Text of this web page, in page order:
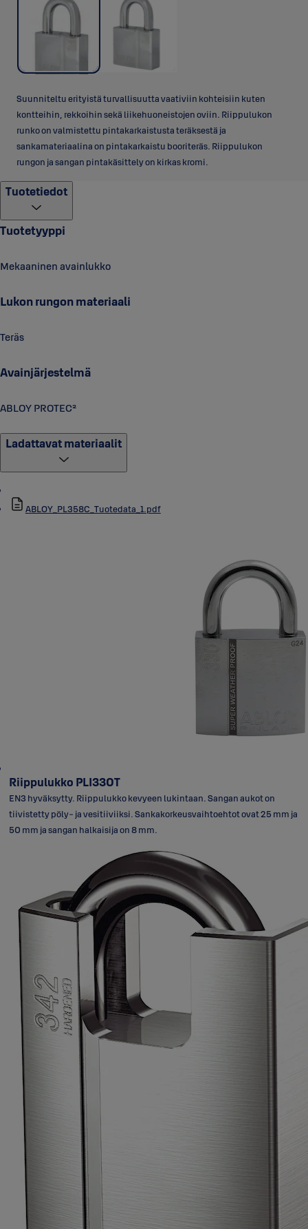
Suunniteltu erityistä turvallisuutta vaativiin kohteisiin kuten
kontteihin, rekkoihin sekä liikehuoneistojen oviin. Riippulukon
runko on valmistettu pintakarkaistusta teräksestä ja
sankamateriaalina on pintakarkaistu booriteräs. Riippulukon
rungon ja sangan pintakäsittely on kirkas kromi.
Tuotetiedot
Tuotetyyppi
Mekaaninen avainlukko
Lukon rungon materiaali
Teräs
Avainjärjestelmä
ABLOY PROTEC²
Ladattavat materiaalit
ABLOY_PL358C_Tuotedata_1.pdf
Riippulukko PLI330T
EN3 hyväksytty. Riippulukko kevyeen lukintaan. Sangan aukot on
tiivistetty pöly- ja vesitiiviiksi. Sankakorkeusvaihtoehtot ovat 25 mm ja
50 mm ja sangan halkaisija on 8 mm.